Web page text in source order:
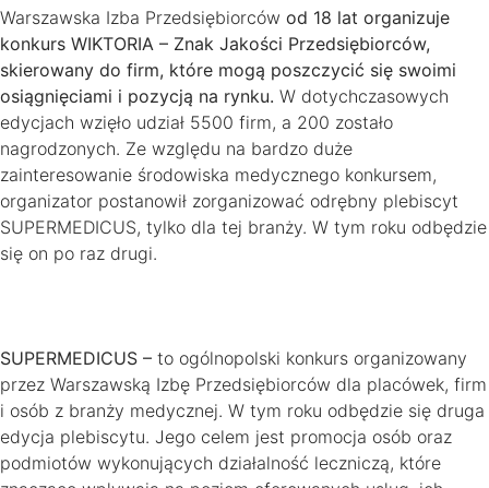
Warszawska Izba Przedsiębiorców od 18 lat organizuje
konkurs WIKTORIA – Znak Jakości Przedsiębiorców,
skierowany do firm, które mogą poszczycić się swoimi
osiągnięciami i pozycją na rynku. W dotychczasowych
edycjach wzięło udział 5500 firm, a 200 zostało
nagrodzonych. Ze względu na bardzo duże
zainteresowanie środowiska medycznego konkursem,
organizator postanowił zorganizować odrębny plebiscyt
SUPERMEDICUS, tylko dla tej branży. W tym roku odbędzie
się on po raz drugi.
SUPERMEDICUS – to ogólnopolski konkurs organizowany
przez Warszawską Izbę Przedsiębiorców dla placówek, firm
i osób z branży medycznej. W tym roku odbędzie się druga
edycja plebiscytu. Jego celem jest promocja osób oraz
podmiotów wykonujących działalność leczniczą, które